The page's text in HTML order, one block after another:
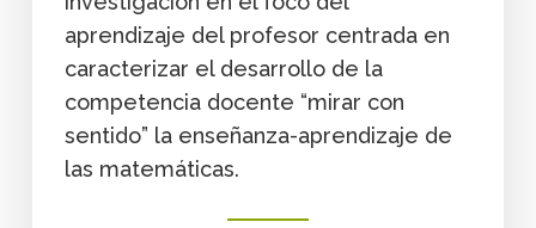
aprendizaje del profesor centrada en
caracterizar el desarrollo de la
competencia docente “mirar con
sentido” la enseñanza-aprendizaje de
las matemáticas.